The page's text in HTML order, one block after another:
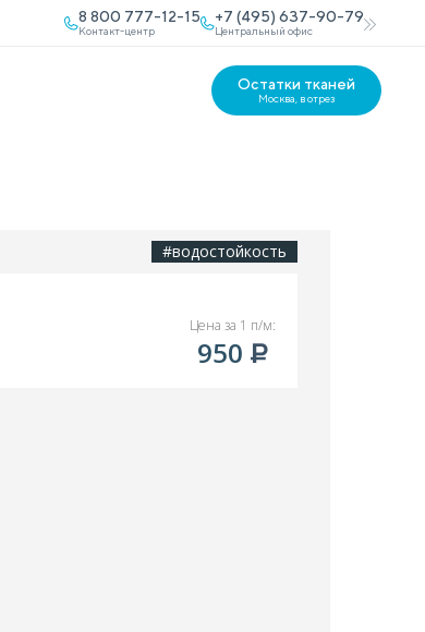
8 800 777-12-15
Контакт-центр
+7 (495) 637-90-79
Центральный офис
Остатки тканей
Москва, в отрез
#водостойкость
Цена за 1 п/м:
950